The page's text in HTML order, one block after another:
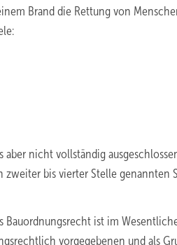
Brand die Rettung von
aber nicht vollständig
zweiter bis vierter Stelle genannten
ist im
vorgegebenen und als